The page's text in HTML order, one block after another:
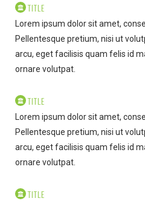
TITLE
Lorem ipsum dolor sit amet,
Pellentesque pretium, nisi ut
arcu, eget facilisis quam felis id
ornare volutpat.
TITLE
Lorem ipsum dolor sit amet,
Pellentesque pretium, nisi ut
arcu, eget facilisis quam felis id
ornare volutpat.
TITLE